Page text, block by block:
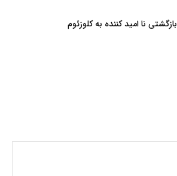
بازگشتی نا امید کننده به کلوزئوم